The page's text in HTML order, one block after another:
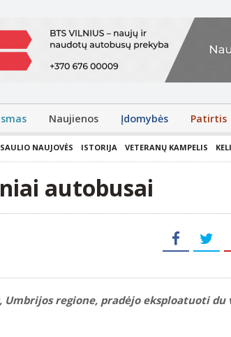
Naujienos Įdomybės Patirtis
NAUJOVĖS ISTORIJA VETERANŲ KAMPELIS
autobusai
regione, pradėjo eksploatuoti